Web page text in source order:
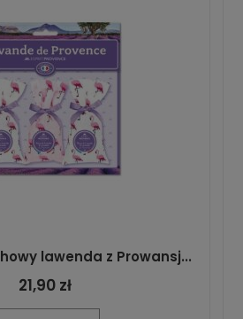
lawenda z Prowansj...
21,90 zł